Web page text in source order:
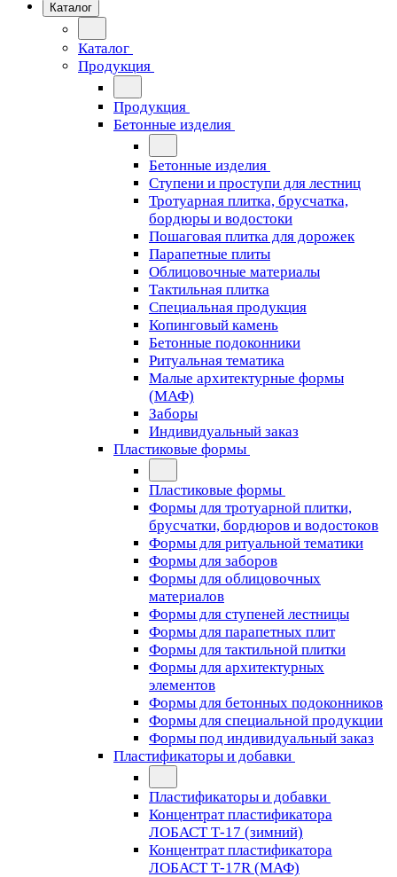
Каталог
Каталог
Продукция
Продукция
Бетонные изделия
Бетонные изделия
Ступени и проступи для лестниц
Тротуарная плитка, брусчатка,
бордюры и водостоки
Пошаговая плитка для дорожек
Парапетные плиты
Облицовочные материалы
Тактильная плитка
Специальная продукция
Копинговый камень
Бетонные подоконники
Ритуальная тематика
Малые архитектурные формы
(МАФ)
Заборы
Индивидуальный заказ
Пластиковые формы
Пластиковые формы
Формы для тротуарной плитки,
брусчатки, бордюров и водостоков
Формы для ритуальной тематики
Формы для заборов
Формы для облицовочных
материалов
Формы для ступеней лестницы
Формы для парапетных плит
Формы для тактильной плитки
Формы для архитектурных
элементов
Формы для бетонных подоконников
Формы для специальной продукции
Формы под индивидуальный заказ
Пластификаторы и добавки
Пластификаторы и добавки
Концентрат пластификатора
ЛОБАСТ Т-17 (зимний)
Концентрат пластификатора
ЛОБАСТ Т-17R (МАФ)